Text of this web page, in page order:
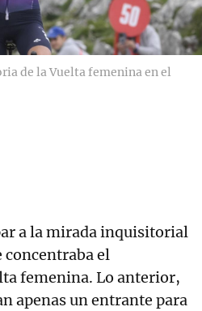
de la Vuelta femenina en el
a la mirada inquisitorial
concentraba el
femenina. Lo anterior,
apenas un entrante para